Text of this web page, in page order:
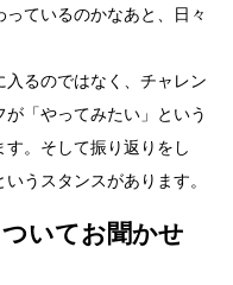
ているのかなあと、日々
るのではなく、チャレン
「やってみたい」という
。そして振り返りをし
うスタンスがあります。
いてお聞かせ